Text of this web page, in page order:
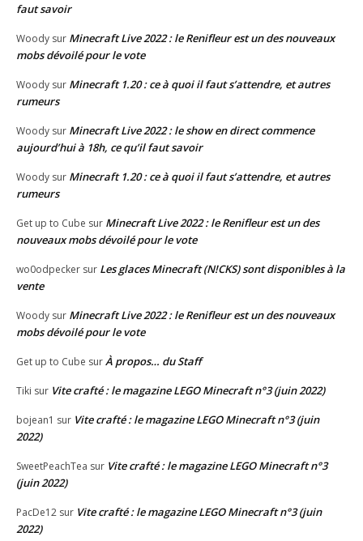
faut savoir
Woody sur Minecraft Live 2022 : le Renifleur est un des nouveaux
mobs dévoilé pour le vote
Woody sur Minecraft 1.20 : ce à quoi il faut s’attendre, et autres
rumeurs
Woody sur Minecraft Live 2022 : le show en direct commence
aujourd’hui à 18h, ce qu’il faut savoir
Woody sur Minecraft 1.20 : ce à quoi il faut s’attendre, et autres
rumeurs
Get up to Cube sur Minecraft Live 2022 : le Renifleur est un des
nouveaux mobs dévoilé pour le vote
wo0odpecker sur Les glaces Minecraft (N!CKS) sont disponibles à la
vente
Woody sur Minecraft Live 2022 : le Renifleur est un des nouveaux
mobs dévoilé pour le vote
Get up to Cube surÀ propos… du Staff
Tiki sur Vite crafté : le magazine LEGO Minecraft n°3 (juin 2022)
bojean1 sur Vite crafté : le magazine LEGO Minecraft n°3 (juin
2022)
SweetPeachTea sur Vite crafté : le magazine LEGO Minecraft n°3
(juin 2022)
PacDe12 sur Vite crafté : le magazine LEGO Minecraft n°3 (juin
2022)